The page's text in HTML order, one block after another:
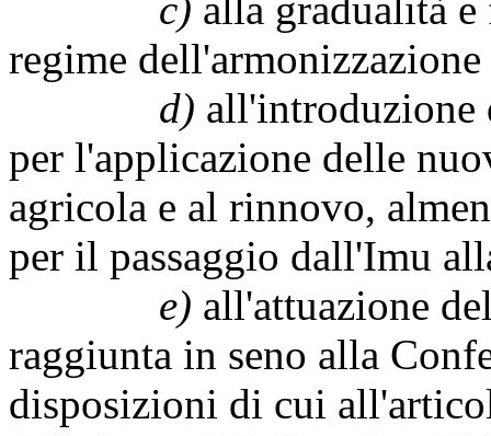
regime
d) all'introduzione
per l'applicazione delle
agricola e al rinnovo,
per il passaggio dall'Imu
e) all'attuazione
raggiunta in seno alla
disposizioni di cui